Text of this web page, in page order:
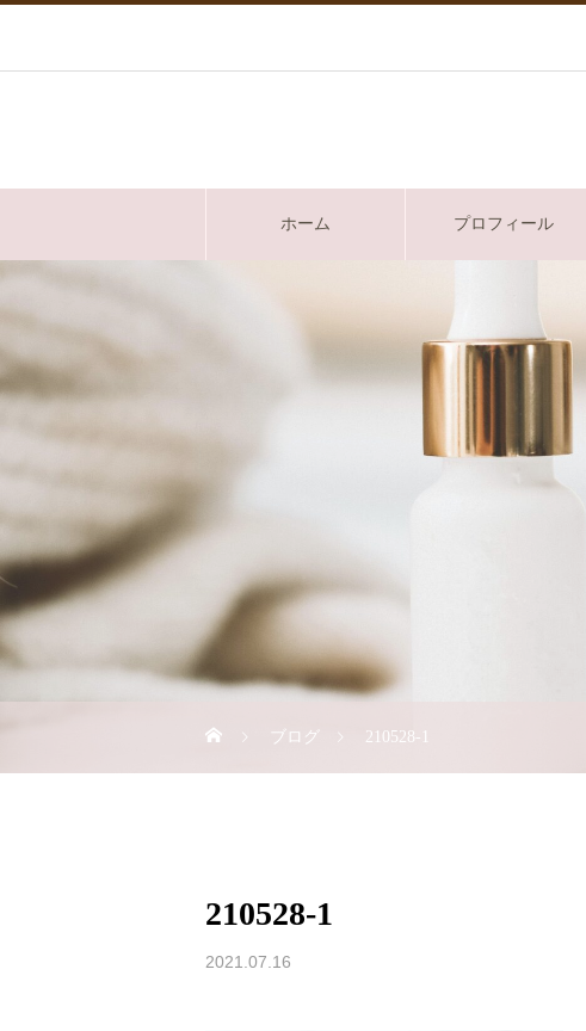
ホーム プロフィール
ブログ 210528-1
210528-1
2021.07.16